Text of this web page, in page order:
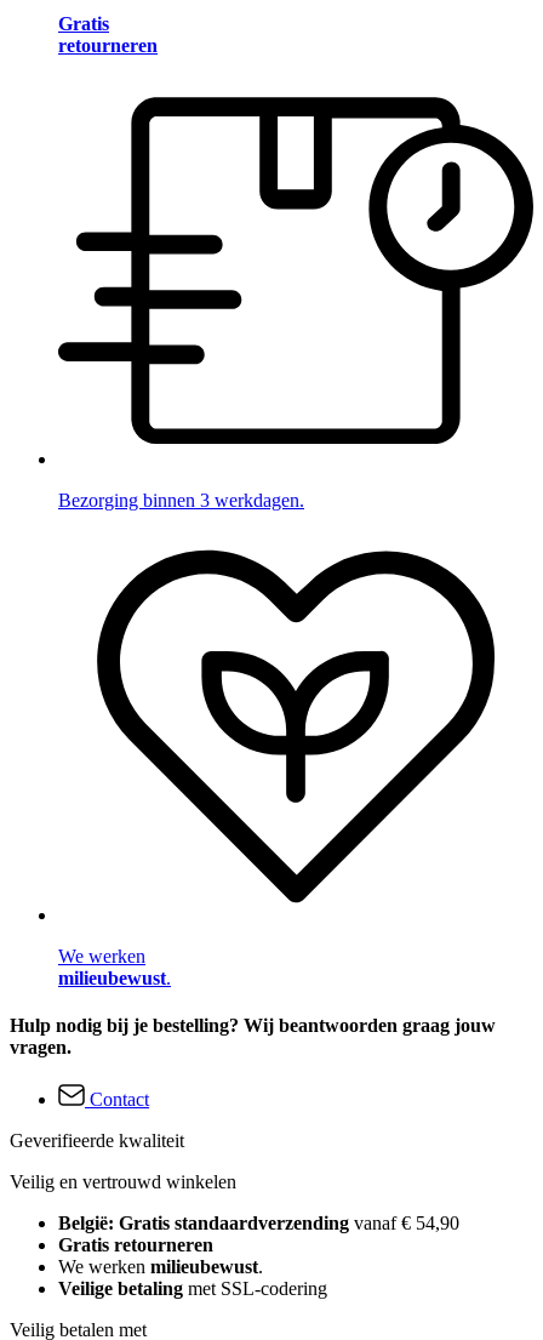
Gratis
retourneren
Bezorging binnen 3 werkdagen.
We werken
milieubewust.
Hulp nodig bij je bestelling? Wij beantwoorden graag jouw
vragen.
Contact
Geverifieerde kwaliteit
Veilig en vertrouwd winkelen
België: Gratis standaardverzending vanaf € 54,90
Gratis retourneren
We werken milieubewust.
Veilige betaling met SSL-codering
Veilig betalen met